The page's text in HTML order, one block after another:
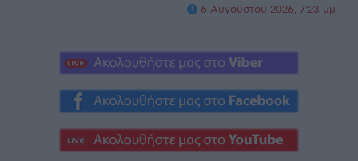
6 Αυγούστου 2026, 7:23 μμ